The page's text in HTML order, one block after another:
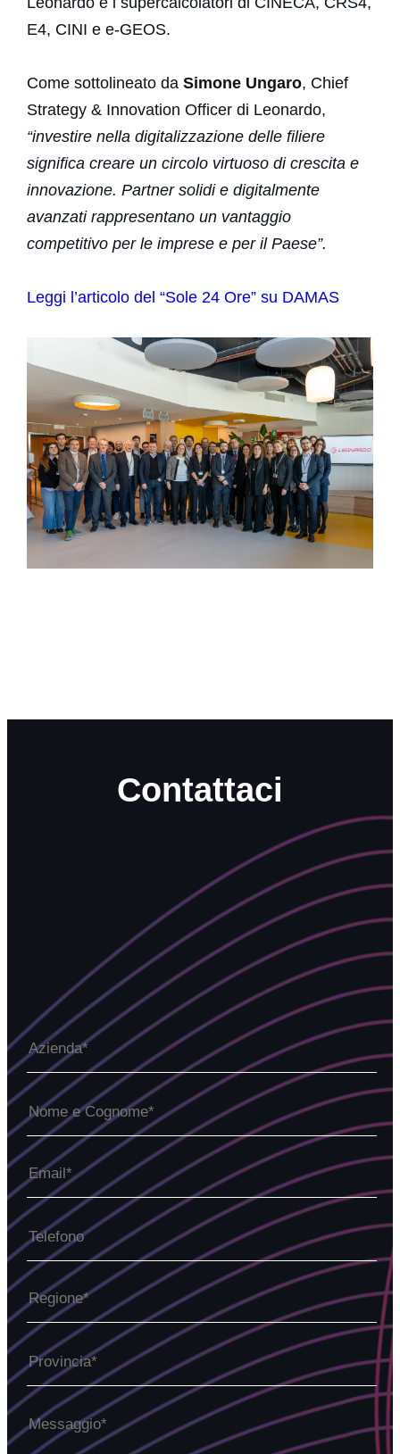
E4, CINI e e-GEOS.
Come sottolineato da Simone Ungaro, Chief
Strategy & Innovation Officer di Leonardo,
“investire nella digitalizzazione delle filiere
significa creare un circolo virtuoso di crescita e
innovazione. Partner solidi e digitalmente
avanzati rappresentano un vantaggio
competitivo per le imprese e per il Paese”.
Leggi l’articolo del “Sole 24 Ore” su DAMAS
Contattaci